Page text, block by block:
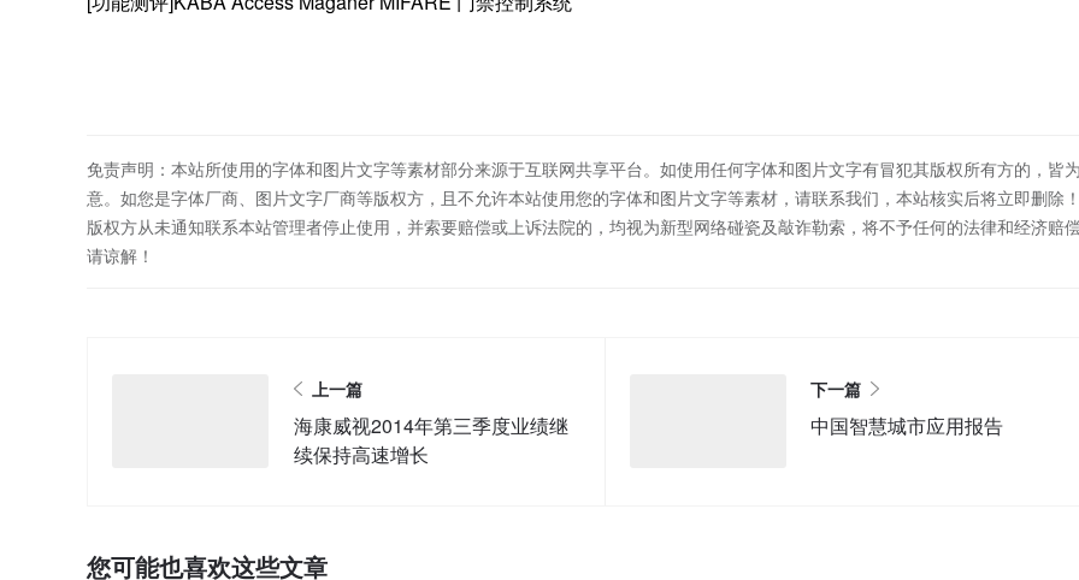
免责声明：本站所使用的字体和图片文字等素材部分来源于互联网共享平台。如使用任何字体和图片文字有冒犯其版权所有方的，皆
意。如您是字体厂商、图片文字厂商等版权方，且不允许本站使用您的字体和图片文字等素材，请联系我们，本站核实后将立即删除
版权方从未通知联系本站管理者停止使用，并索要赔偿或上诉法院的，均视为新型网络碰瓷及敲诈勒索，将不予任何的法律和经济赔
请谅解！
上一篇
海康威视2014年第三季度业绩继
续保持高速增长
下一篇
中国智慧城市应用报告
您可能也喜欢这些文章